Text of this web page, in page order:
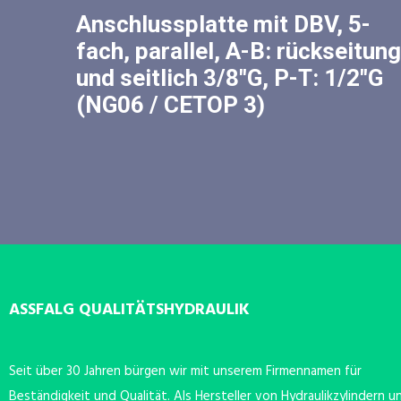
Anschlussplatte mit DBV, 5-
fach, parallel, A-B: rückseitung
und seitlich 3/8″G, P-T: 1/2″G
(NG06 / CETOP 3)
ASSFALG QUALITÄTSHYDRAULIK
Seit über 30 Jahren bürgen wir mit unserem Firmennamen für
Beständigkeit und Qualität. Als Hersteller von Hydraulikzylindern